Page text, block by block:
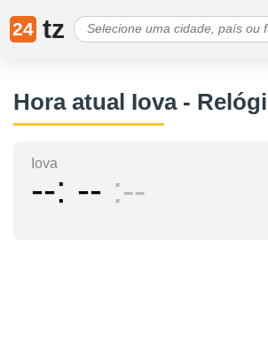
24 tz
Hora atual Iova -
Iova
-- -- --